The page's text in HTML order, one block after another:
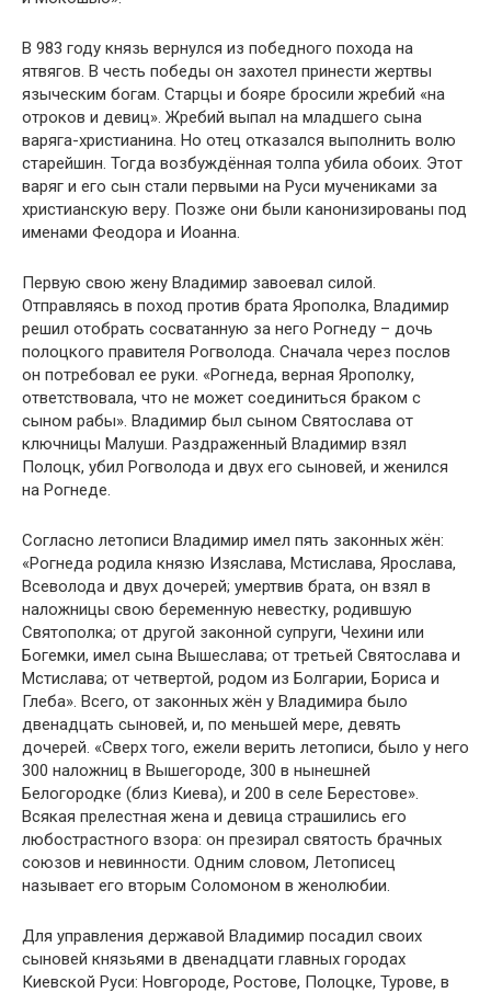
В 983 году князь вернулся из победного похода на
ятвягов. В честь победы он захотел принести жертвы
языческим богам. Старцы и бояре бросили жребий «на
отроков и девиц». Жребий выпал на младшего сына
варяга-христианина. Но отец отказался выполнить волю
старейшин. Тогда возбуждённая толпа убила обоих. Этот
варяг и его сын стали первыми на Руси мучениками за
христианскую веру. Позже они были канонизированы под
именами Феодора и Иоанна.
Первую свою жену Владимир завоевал силой.
Отправляясь в поход против брата Ярополка, Владимир
решил отобрать сосватанную за него Рогнеду – дочь
полоцкого правителя Рогволода. Сначала через послов
он потребовал ее руки. «Рогнеда, верная Ярополку,
ответствовала, что не может соединиться браком с
сыном рабы». Владимир был сыном Святослава от
ключницы Малуши. Раздраженный Владимир взял
Полоцк, убил Рогволода и двух его сыновей, и женился
на Рогнеде.
Согласно летописи Владимир имел пять законных жён:
«Рогнеда родила князю Изяслава, Мстислава, Ярослава,
Всеволода и двух дочерей; умертвив брата, он взял в
наложницы свою беременную невестку, родившую
Святополка; от другой законной супруги, Чехини или
Богемки, имел сына Вышеслава; от третьей Святослава и
Мстислава; от четвертой, родом из Болгарии, Бориса и
Глеба». Всего, от законных жён у Владимира было
двенадцать сыновей, и, по меньшей мере, девять
дочерей. «Сверх того, ежели верить летописи, было у него
300 наложниц в Вышегороде, 300 в нынешней
Белогородке (близ Киева), и 200 в селе Берестове».
Всякая прелестная жена и девица страшились его
любострастного взора: он презирал святость брачных
союзов и невинности. Одним словом, Летописец
называет его вторым Соломоном в женолюбии.
Для управления державой Владимир посадил своих
сыновей князьями в двенадцати главных городах
Киевской Руси: Новгороде, Ростове, Полоцке, Турове, в